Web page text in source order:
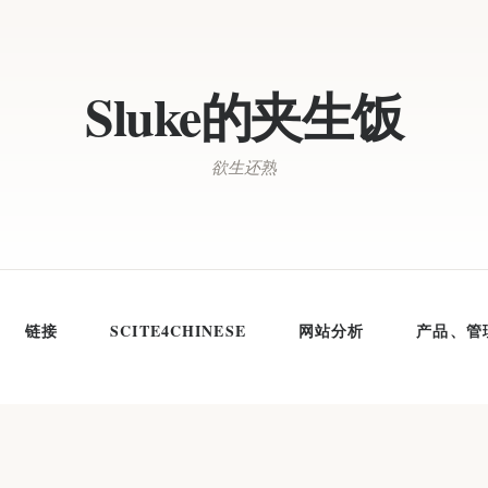
Sluke的夹生饭
欲生还熟
链接 SCITE4CHINESE 网站分析 产品、管